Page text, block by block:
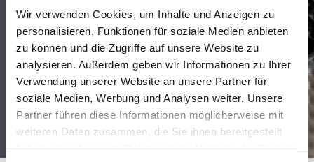
Wir verwenden Cookies, um Inhalte und Anzeigen zu
personalisieren, Funktionen für soziale Medien anbieten
zu können und die Zugriffe auf unsere Website zu
analysieren. Außerdem geben wir Informationen zu Ihrer
Verwendung unserer Website an unsere Partner für
soziale Medien, Werbung und Analysen weiter. Unsere
Partner führen diese Informationen möglicherweise mit
weiteren Daten zusammen, die Sie ihnen bereitgestellt
 +49 7157 52996-11
+49 7157 52996-17
 fm@rastersiebdruck.de
Folgen Sie uns auf Linked In